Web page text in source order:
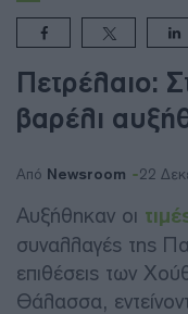
Πετρέλαιο:
βαρέλι
Από Newsroom 22
Αυξήθηκαν οι
συναλλαγές της
επιθέσεις των
Θάλασσα,